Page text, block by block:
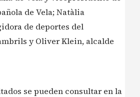
de Vela; Natàlia
de deportes del
y Oliver Klein, alcalde
se pueden consultar en la